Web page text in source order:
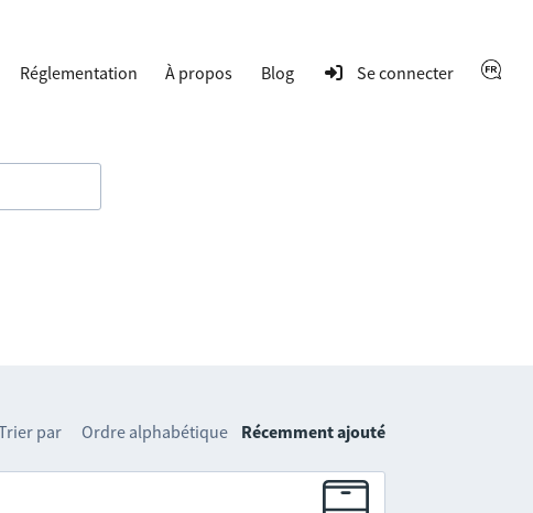
Réglementation À propos Blog Se connecter
par Ordre alphabétique Récemment ajouté